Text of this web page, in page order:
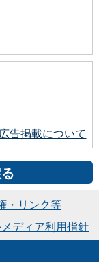
広告掲載について
・リンク等
ディア利用指針